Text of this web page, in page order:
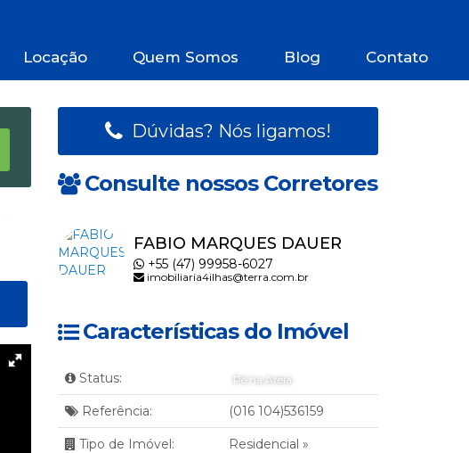
Contato
Blog
Quem Somos
Locação
Dúvidas? Nós ligamos!
Consulte nossos Corretores
FABIO MARQUES DAUER
+55 (47) 99958-6027
imobiliaria4ilhas@terra.com.br
Características do Imóvel
Status: Pé na Areia
Referência: (016 104)536159
Tipo de Imóvel: Residencial »